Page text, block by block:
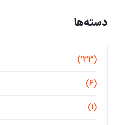
دسته‌ها
(133)
(6)
(1)